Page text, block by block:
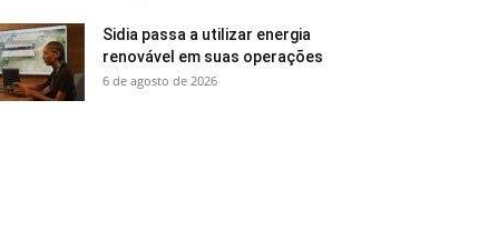
Sidia passa a utilizar energia
renovável em suas operações
6 de agosto de 2026